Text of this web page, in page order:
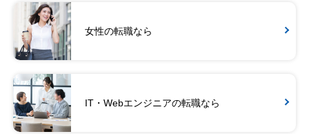
女性の転職なら
IT・Webエンジニアの転職なら